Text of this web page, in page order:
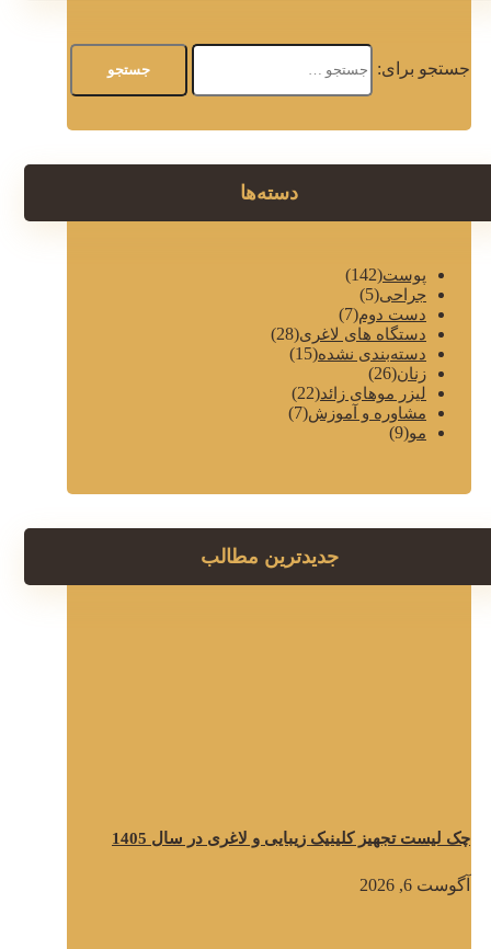
جستجو برای:
دسته‌ها
پوست(142)
جراحی(5)
دست دوم(7)
دستگاه های لاغری(28)
دسته‌بندی نشده(15)
زنان(26)
لیزر موهای زائد(22)
مشاوره و آموزش(7)
مو(9)
جدیدترین مطالب
چک لیست تجهیز کلینیک زیبایی و لاغری در سال 1405
آگوست 6, 2026